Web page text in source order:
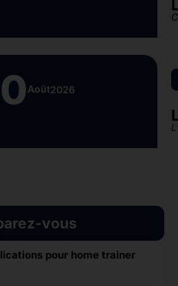
Août2026
vous
pour home trainer